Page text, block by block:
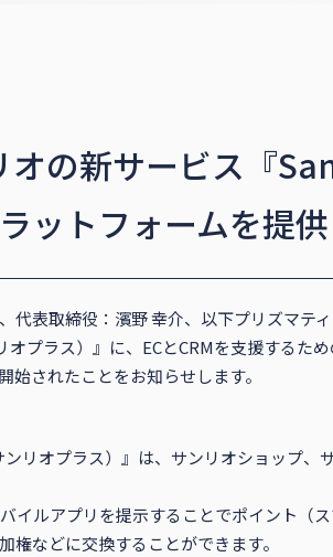
の新サービス『
ットフォームを提供
代表取締役：濱野 幸介、以下プリズマ
プラス）』に、ECとCRMを支援する
されたことをお知らせします。
リオプラス）』は、サンリオショップ
イルアプリを提示することでポイント（
権などに交換することができます。